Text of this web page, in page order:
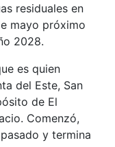
residuales en
mayo próximo
2028.
es quien
del Este, San
de El
Comenzó,
y termina